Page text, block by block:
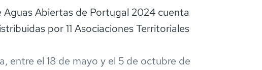
Aguas Abiertas de Portugal 2024 cuenta
por 11 Asociaciones Territoriales
entre el 18 de mayo y el 5 de octubre de